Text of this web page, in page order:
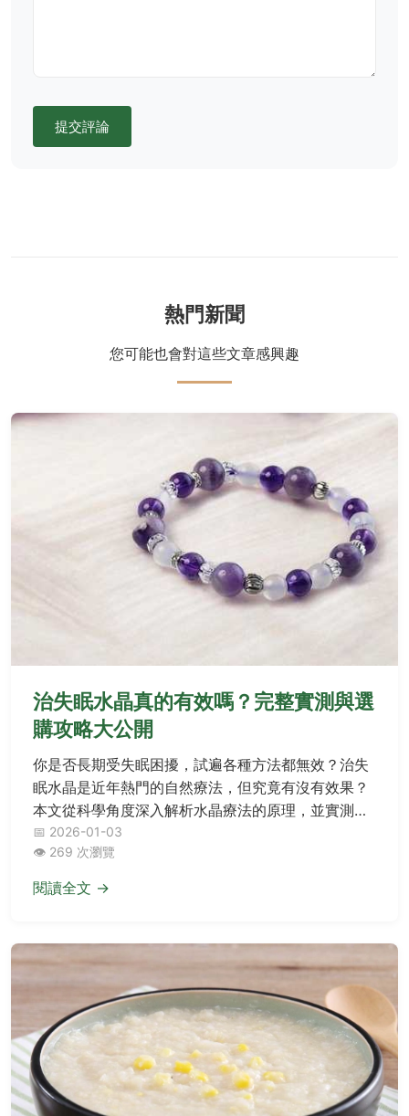
提交評論
熱門新聞
您可能也會對這些文章感興趣
治失眠水晶真的有效嗎？完整實測與選
購攻略大公開
你是否長期受失眠困擾，試遍各種方法都無效？治失
眠水晶是近年熱門的自然療法，但究竟有沒有效果？
本文從科學角度深入解析水晶療法的原理，並實測多
種水晶的功效，提供實用選購指南和真實用戶經驗，
幫助你找到最適合的助眠方式。
📅 2026-01-03
👁️ 269 次瀏覽
閱讀全文 →